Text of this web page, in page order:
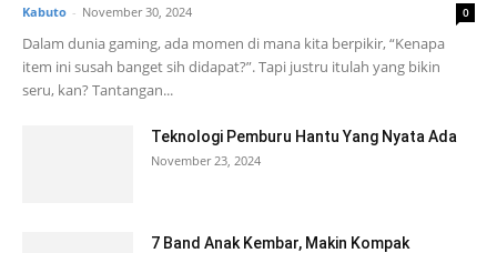
Kabuto - November 30, 2024 0
Dalam dunia gaming, ada momen di mana kita berpikir, “Kenapa
item ini susah banget sih didapat?”. Tapi justru itulah yang bikin
seru, kan? Tantangan...
Teknologi Pemburu Hantu Yang Nyata Ada
November 23, 2024
7 Band Anak Kembar, Makin Kompak